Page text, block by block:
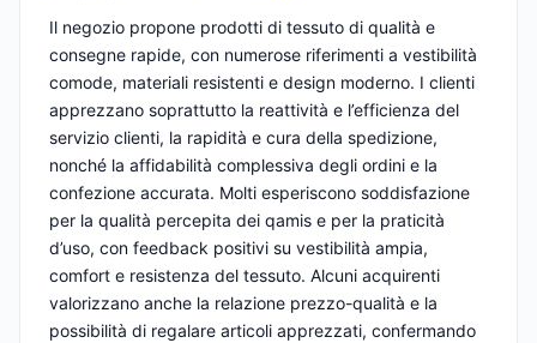
Il negozio propone prodotti di tessuto di qualità e
consegne rapide, con numerose riferimenti a vestibilità
comode, materiali resistenti e design moderno. I clienti
apprezzano soprattutto la reattività e l’efficienza del
servizio clienti, la rapidità e cura della spedizione,
nonché la affidabilità complessiva degli ordini e la
confezione accurata. Molti esperiscono soddisfazione
per la qualità percepita dei qamis e per la praticità
d’uso, con feedback positivi su vestibilità ampia,
comfort e resistenza del tessuto. Alcuni acquirenti
valorizzano anche la relazione prezzo-qualità e la
possibilità di regalare articoli apprezzati, confermando